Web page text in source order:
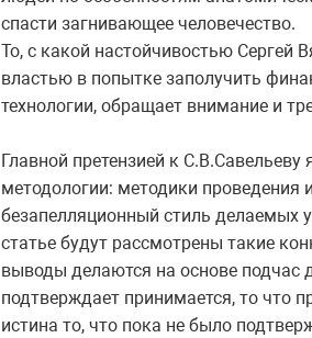
спасти загнивающее человечество.
То, с какой настойчивостью Сергей
властью в попытке заполучить
технологии, обращает внимание и
Главной претензией к
методологии: методики проведения
безапелляционный стиль делаемых
статье будут рассмотрены такие
выводы делаются на основе подчас
подтверждает принимается, то что
истина то, что пока не было